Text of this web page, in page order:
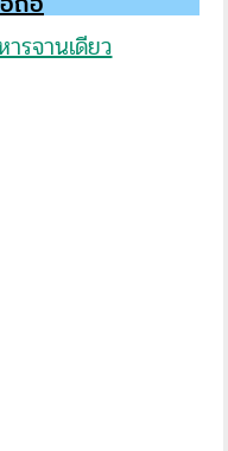
รจานเดียว